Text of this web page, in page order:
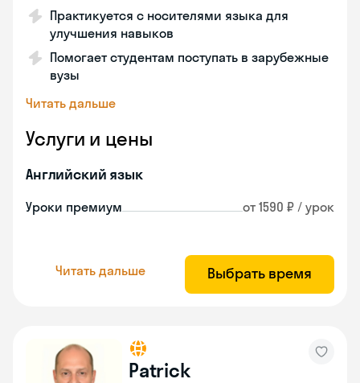
Практикуется с носителями языка для
улучшения навыков
Помогает студентам поступать в зарубежные
вузы
Читать дальше
Услуги и цены
Английский язык
Уроки премиум от 1590 ₽ / урок
Читать дальше Выбрать время
Patrick